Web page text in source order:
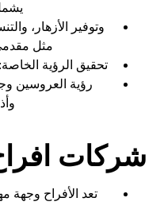
وتوفير الأزهار،
مثل
تحقيق الرؤية
رؤية العروسين
شركات
تعد الأفراح وجهة